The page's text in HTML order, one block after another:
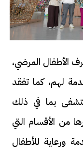
الأطفال المرضي،
لهم، كما تفقد
بما في ذلك
من الأقسام التي
ورعاية للأطفال